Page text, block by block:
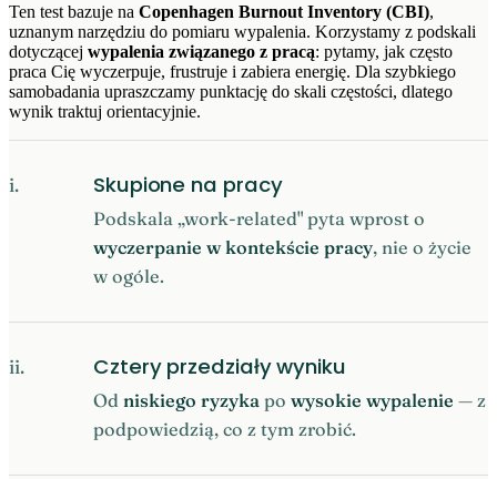
Ten test bazuje na Copenhagen Burnout Inventory (CBI),
uznanym narzędziu do pomiaru wypalenia. Korzystamy z podskali
dotyczącej wypalenia związanego z pracą: pytamy, jak często
praca Cię wyczerpuje, frustruje i zabiera energię. Dla szybkiego
samobadania upraszczamy punktację do skali częstości, dlatego
wynik traktuj orientacyjnie.
i. Skupione na pracy
Podskala „work-related" pyta wprost o
wyczerpanie w kontekście pracy, nie o życie
w ogóle.
ii. Cztery przedziały wyniku
Od niskiego ryzyka po wysokie wypalenie — z
podpowiedzią, co z tym zrobić.